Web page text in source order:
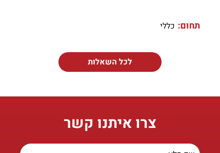
תחום: כללי
לכל השאלות
צרו איתנו קשר